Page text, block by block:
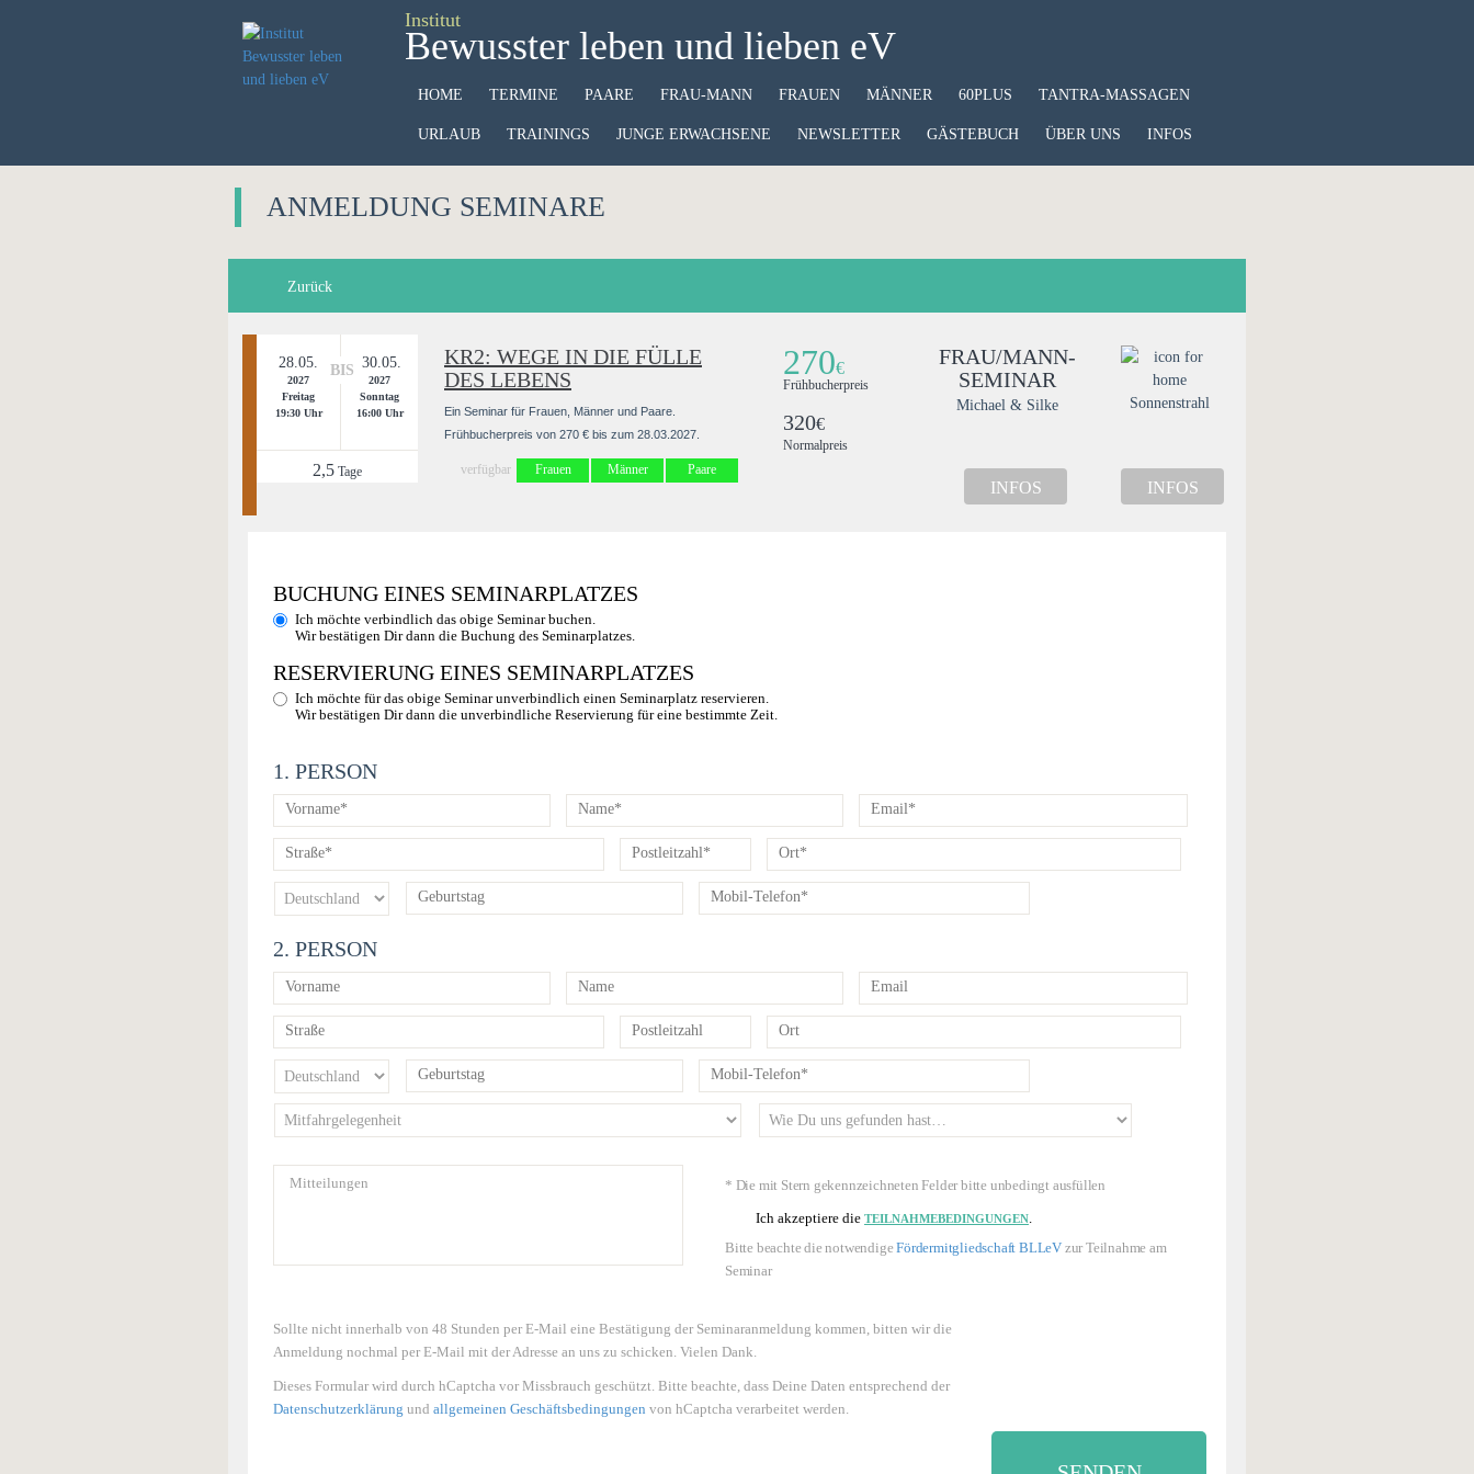
Institut
Bewusster leben und lieben eV
HOME TERMINE PAARE FRAU-MANN FRAUEN MÄNNER 60PLUS TANTRA-MASSAGEN
URLAUB TRAININGS JUNGE ERWACHSENE NEWSLETTER GÄSTEBUCH ÜBER UNS INFOS
ANMELDUNG SEMINARE
Zurück
28.05.
2027
Freitag
19:30 Uhr
30.05.
2027
Sonntag
16:00 Uhr
2,5 Tage
BIS
KR2: WEGE IN DIE FÜLLE
DES LEBENS
Ein Seminar für Frauen, Männer und Paare.
Frühbucherpreis von 270 € bis zum 28.03.2027.
verfügbar Frauen Männer Paare
270€
Frühbucherpreis
320€
Normalpreis
FRAU/MANN-
SEMINAR
Michael & Silke
INFOS
Sonnenstrahl
INFOS
BUCHUNG EINES SEMINARPLATZES
Ich möchte verbindlich das obige Seminar buchen.
Wir bestätigen Dir dann die Buchung des Seminarplatzes.
RESERVIERUNG EINES SEMINARPLATZES
Ich möchte für das obige Seminar unverbindlich einen Seminarplatz reservieren.
Wir bestätigen Dir dann die unverbindliche Reservierung für eine bestimmte Zeit.
1. PERSON
2. PERSON
* Die mit Stern gekennzeichneten Felder bitte unbedingt ausfüllen
Ich akzeptiere die TEILNAHMEBEDINGUNGEN.
Bitte beachte die notwendigeFördermitgliedschaft BLLeV zur Teilnahme am
Seminar
Sollte nicht innerhalb von 48 Stunden per E-Mail eine Bestätigung der Seminaranmeldung kommen, bitten wir die
Anmeldung nochmal per E-Mail mit der Adresse an uns zu schicken. Vielen Dank.
Dieses Formular wird durch hCaptcha vor Missbrauch geschützt. Bitte beachte, dass Deine Daten entsprechend der
Datenschutzerklärung und allgemeinen Geschäftsbedingungen von hCaptcha verarbeitet werden.